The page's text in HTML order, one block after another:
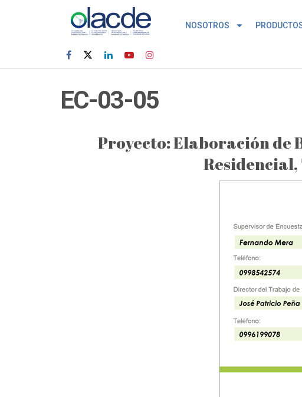
NOSOTROS
EC-03-05
Proyecto: Elaboración de